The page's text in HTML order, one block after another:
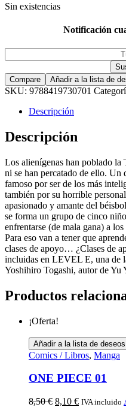
Sin existencias
Notificación
Compare Añadir a la lista de
SKU: 9788419730701
Descripción
Descripción
Los alienígenas han poblado la
ni se han percatado de ello.
famoso por ser de los más
también por su horrible
apasionado y amante del
se forma un grupo de cinco
enfrentarse (de mala gana) a
Para eso van a tener que
clases de apoyo… ¿Clases de
incluidas en LEVEL E, una de
Yoshihiro Togashi, autor de Yu
Productos
¡Oferta!
Añadir a la lista de deseos
Comics / Libros, Manga
ONE PIECE 01
8,50€ 8,10 € IVA incluido